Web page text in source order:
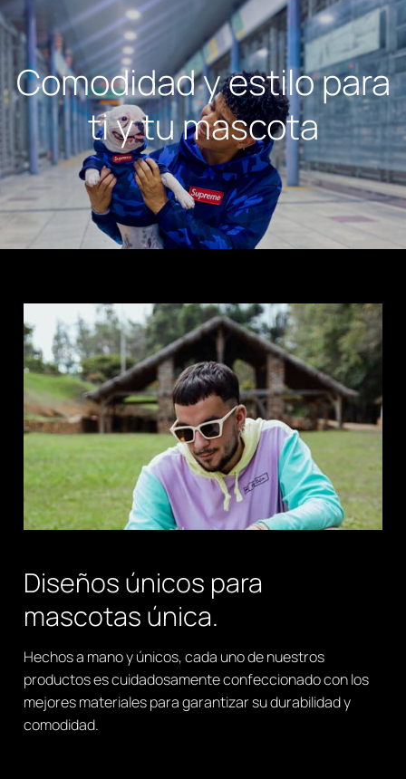
Comodidad y estilo para
ti y tu mascota
Diseños únicos para
mascotas única.
Hechos a mano y únicos, cada uno de nuestros
productos es cuidadosamente confeccionado con los
mejores materiales para garantizar su durabilidad y
comodidad.